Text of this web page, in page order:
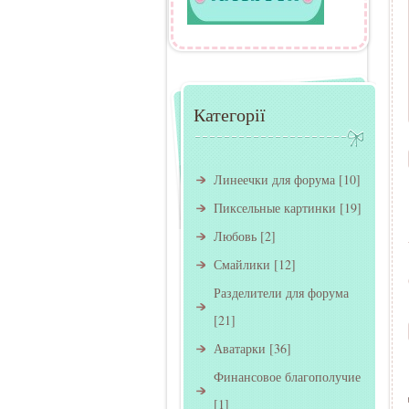
Категорії
Линеечки для форума [10]
Пиксельные картинки [19]
Любовь [2]
Смайлики [12]
Разделители для форума
[21]
Аватарки [36]
Финансовое благополучие
[1]